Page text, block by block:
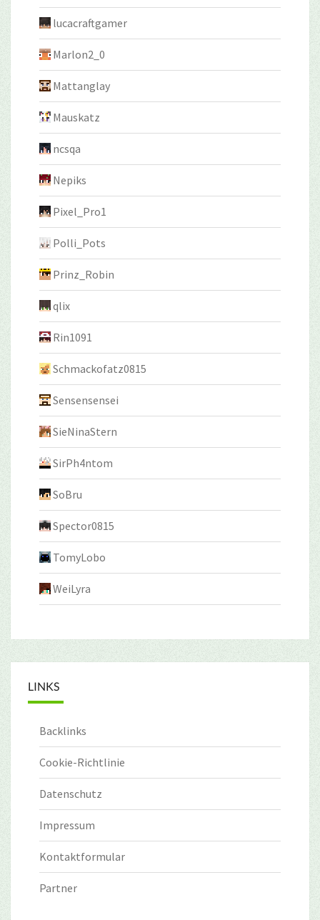
lucacraftgamer
Marlon2_0
Mattanglay
Mauskatz
ncsqa
Nepiks
Pixel_Pro1
Polli_Pots
Prinz_Robin
qlix
Rin1091
Schmackofatz0815
Sensensensei
SieNinaStern
SirPh4ntom
SoBru
Spector0815
TomyLobo
WeiLyra
LINKS
Backlinks
Cookie-Richtlinie
Datenschutz
Impressum
Kontaktformular
Partner